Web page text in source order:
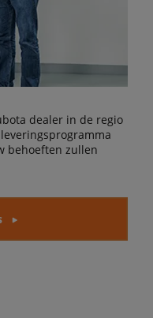
dealer in de regio
behoeften zullen